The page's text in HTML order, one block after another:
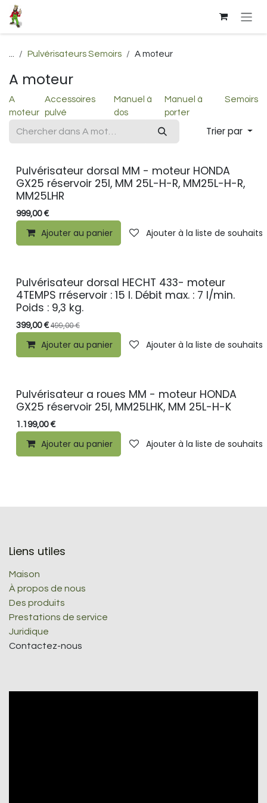
Se rendre au contenu
... Pulvérisateurs Semoirs A moteur
A moteur
A
moteur
Accessoires
pulvé
Manuel à
dos
Manuel à
porter
Semoirs
Trier par
Pulvérisateur dorsal MM - moteur HONDA
GX25 réservoir 25l, MM 25L-H-R, MM25L-H-R,
MM25LHR
999,00€
Ajouter au panier Ajouter à la liste de souhaits
Pulvérisateur dorsal HECHT 433- moteur
4TEMPS rréservoir : 15 l. Débit max. : 7 l/min.
Poids : 9,3 kg.
399,00€ 499,00€
Ajouter au panier Ajouter à la liste de souhaits
Pulvérisateur a roues MM - moteur HONDA
GX25 réservoir 25l, MM25LHK, MM 25L-H-K
1.199,00€
Ajouter au panier Ajouter à la liste de souhaits
Liens utiles
Maison
À propos de nous
Des produits
Prestations de service
Juridique
Contactez-nous